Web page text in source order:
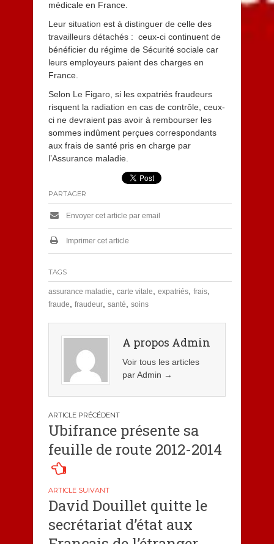
médicale en France.
Leur situation est à distinguer de celle des
travailleurs détachés: ceux-ci continuent de
bénéficier du régime de Sécurité sociale car
leurs employeurs paient des charges en
France.
Selon Le Figaro, si les expatriés fraudeurs
risquent la radiation en cas de contrôle, ceux-
ci ne devraient pas avoir à rembourser les
sommes indûment perçues correspondants
aux frais de santé pris en charge par
l’Assurance maladie.
PARTAGER
Envoyer cet article par email
Imprimer cet article
TAGS
assurance maladie, carte vitale, expatriés, frais,
fraude, fraudeur, santé, soins
A propos Admin
Voir tous les articles
par Admin →
Navigation
de
l’article
Ubifrance présente sa
feuille de route 2012-2014
David Douillet quitte le
secrétariat d’état aux